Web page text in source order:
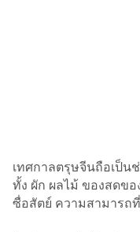
เทศกาลตรุษจีนถือเป็น
ทั้ง ผัก ผลไม้ ของสดข
ซื่อสัตย์ ความสามารถ